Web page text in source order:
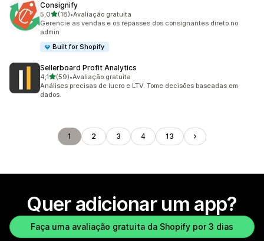
Consignify
5,0de 5 estrelas
(18)
18 avaliações ao todo
•Avaliação gratuita
Gerencie as vendas e os repasses dos consignantes direto no
admin
Built for Shopify
Sellerboard Profit Analytics
4,1de 5 estrelas
(59)
59 avaliações ao todo
•Avaliação gratuita
Análises precisas de lucro e LTV. Tome decisões baseadas em
dados.
1 2 3 4 13
Quer adicionar um app?
Faça uma avaliação gratuita da Shopify por 3 dias